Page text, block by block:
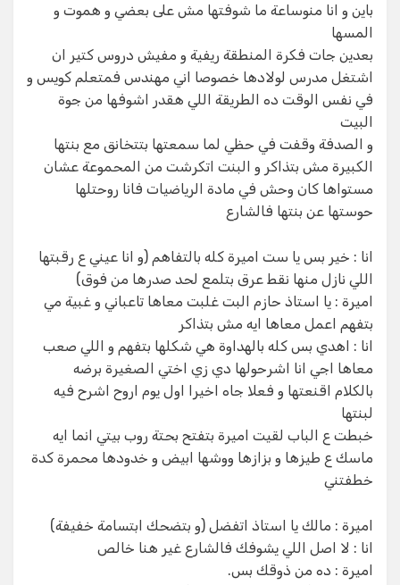
باين و انا منوساعة ما شوفتها مش على بعضي و هموت و
المسها
بعدين جات فكرة المنطقة ريفية و مفيش دروس كتير ان
اشتغل مدرس لولادها خصوصا اني مهندس فمتعلم كويس و
في نفس الوقت ده الطريقة اللي هقدر اشوفها من جوة
البيت
و الصدفة وقفت في حظي لما سمعتها بتتخانق مع بنتها
الكبيرة مش بتذاكر و البنت اتكرشت من المحموعة عشان
مستواها كان وحش في مادة الرياضيات فانا روحتلها
حوستها عن بنتها فالشارع
انا : خير بس يا ست اميرة كله بالتفاهم (و انا عيني ع رقبتها
اللي نازل منها نقط عرق بتلمع لحد صدرها من فوق)
اميرة : يا استاذ حازم البت غلبت معاها تاعباني و غبية مي
بتفهم اعمل معاها ايه مش بتذاكر
انا : اهدي بس كله بالهداوة هي شكلها بتفهم و اللي صعب
معاها اجي انا اشرحولها دي زي اختي الصغيرة برضه
بالكلام اقنعتها و فعلا جاه اخيرا اول يوم اروح اشرح فيه
لبنتها
خبطت ع الباب لقيت اميرة بتفتح بحتة روب بيتي انما ايه
ماسك ع طيزها و بزازها ووشها ابيض و خدودها محمرة كدة
خطفتني
اميرة : مالك يا استاذ اتفضل (و بتضحك ابتسامة خفيفة)
انا : لا اصل اللي يشوفك فالشارع غير هنا خالص
اميرة : ده من ذوقك بس.